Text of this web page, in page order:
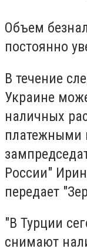
Объем
постоянно
В течение
Украине
наличных
платежными
России"
передает
"В Турции
снимают